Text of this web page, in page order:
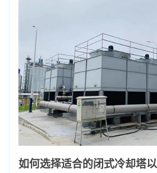
如何选择适合的闭式冷却塔